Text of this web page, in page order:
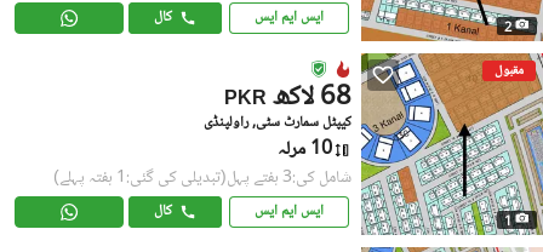
2 ایس ایم ایس کال
مقبول
1
PKR 68 لاکھ
کیپٹل سمارٹ سٹی, راولپنڈی
10 مرلہ
شامل کی:3 ہفتے پہل (تبدیلی کی گئی:1 ہفتہ پہلے)
ایس ایم ایس کال